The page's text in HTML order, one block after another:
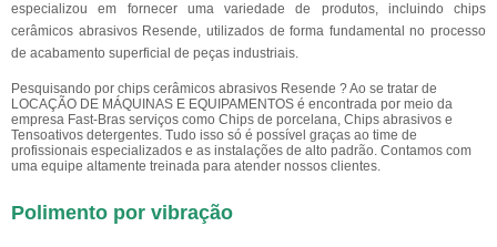
especializou em fornecer uma variedade de produtos, incluindo chips
cerâmicos abrasivos Resende, utilizados de forma fundamental no processo
de acabamento superficial de peças industriais.
Pesquisando por chips cerâmicos abrasivos Resende ? Ao se tratar de
LOCAÇÃO DE MÁQUINAS E EQUIPAMENTOS é encontrada por meio da
empresa Fast-Bras serviços como Chips de porcelana, Chips abrasivos e
Tensoativos detergentes. Tudo isso só é possível graças ao time de
profissionais especializados e as instalações de alto padrão. Contamos com
uma equipe altamente treinada para atender nossos clientes.
Polimento por vibração